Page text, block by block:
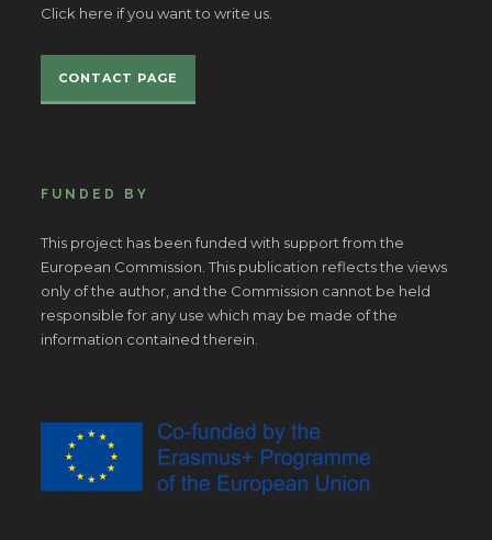
Click here if you want to write us.
CONTACT PAGE
FUNDED BY
This project has been funded with support from the
European Commission. This publication reflects the views
only of the author, and the Commission cannot be held
responsible for any use which may be made of the
information contained therein.